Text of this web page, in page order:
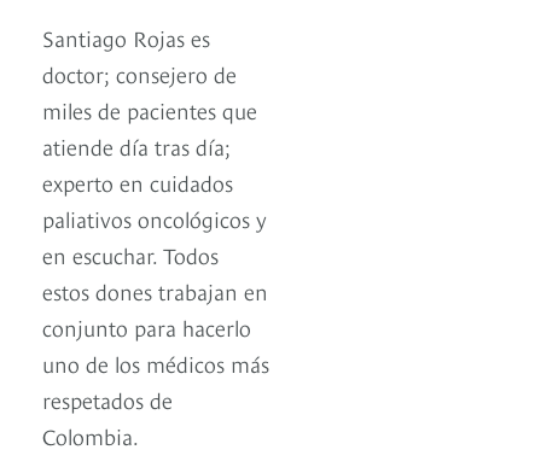
Santiago Rojas es
doctor; consejero de
miles de pacientes que
atiende día tras día;
experto en cuidados
paliativos oncológicos y
en escuchar. Todos
estos dones trabajan en
conjunto para hacerlo
uno de los médicos más
respetados de
Colombia.